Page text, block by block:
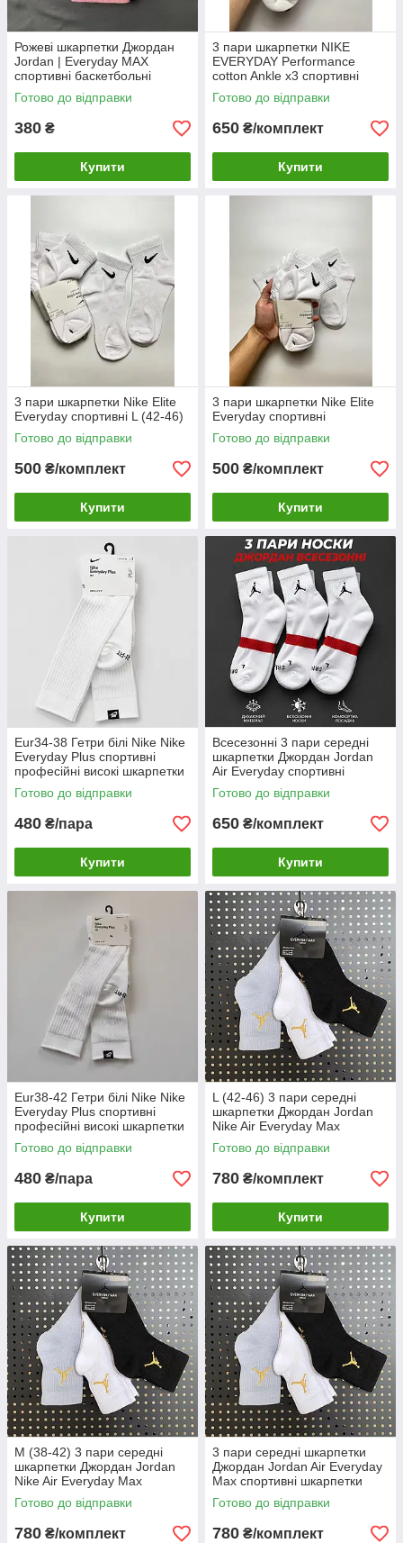
Рожеві шкарпетки Джордан
Jordan | Everyday MAX
спортивні баскетбольні
Готово до відправки
380 ₴
Купити
3 пари шкарпетки NIKE
EVERYDAY Performance
cotton Ankle x3 спортивні
Готово до відправки
650 ₴/комплект
Купити
3 пари шкарпетки Nike Elite
Everyday спортивні L (42-46)
Готово до відправки
500 ₴/комплект
Купити
3 пари шкарпетки Nike Elite
Everyday спортивні
Готово до відправки
500 ₴/комплект
Купити
Eur34-38 Гетри білі Nike Nike
Everyday Plus спортивні
професійні високі шкарпетки
Готово до відправки
480 ₴/пара
Купити
Всесезонні 3 пари середні
шкарпетки Джордан Jordan
Air Everyday спортивні
всесезонні
Готово до відправки
650 ₴/комплект
Купити
Eur38-42 Гетри білі Nike Nike
Everyday Plus спортивні
професійні високі шкарпетки
Готово до відправки
480 ₴/пара
Купити
L (42-46) 3 пари середні
шкарпетки Джордан Jordan
Nike Air Everyday Max
спортивні шкарпетки L (42-
46)
Готово до відправки
780 ₴/комплект
Купити
M (38-42) 3 пари середні
шкарпетки Джордан Jordan
Nike Air Everyday Max
спортивні шкарпетки M (38-
42)
Готово до відправки
780 ₴/комплект
3 пари середні шкарпетки
Джордан Jordan Air Everyday
Max спортивні шкарпетки
Готово до відправки
780 ₴/комплект